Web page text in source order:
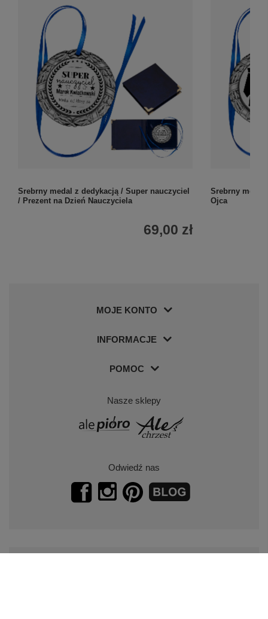
Srebrny medal z dedykacją / Super nauczyciel
/ Prezent na Dzień Nauczyciela
69,00 zł
Srebrny medal
Ojca
MOJE KONTO
INFORMACJE
POMOC
Nasze sklepy
Odwiedź nas